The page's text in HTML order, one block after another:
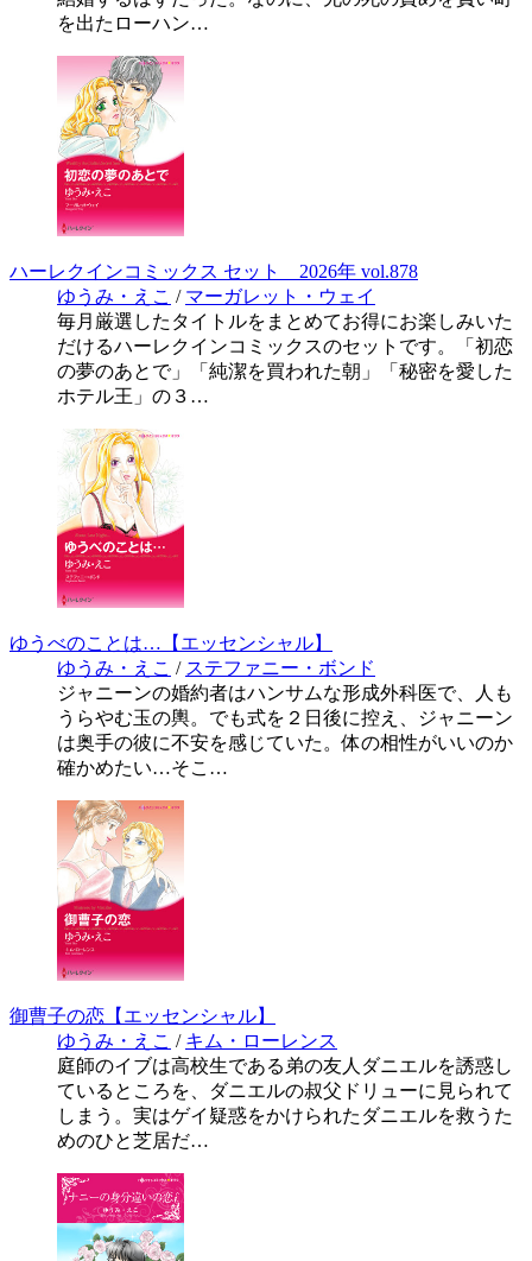
を出たローハン…
ハーレクインコミックス セット 2026年 vol.878
ゆうみ・えこ / マーガレット・ウェイ
毎月厳選したタイトルをまとめてお得にお楽しみいた
だけるハーレクインコミックスのセットです。「初恋
の夢のあとで」「純潔を買われた朝」「秘密を愛した
ホテル王」の３…
ゆうべのことは…【エッセンシャル】
ゆうみ・えこ / ステファニー・ボンド
ジャニーンの婚約者はハンサムな形成外科医で、人も
うらやむ玉の輿。でも式を２日後に控え、ジャニーン
は奥手の彼に不安を感じていた。体の相性がいいのか
確かめたい…そこ…
御曹子の恋【エッセンシャル】
ゆうみ・えこ / キム・ローレンス
庭師のイブは高校生である弟の友人ダニエルを誘惑し
ているところを、ダニエルの叔父ドリューに見られて
しまう。実はゲイ疑惑をかけられたダニエルを救うた
めのひと芝居だ…